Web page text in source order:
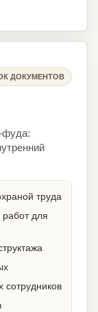
ДОКУМЕНТОВ
фуда:
труда
для
сотрудников